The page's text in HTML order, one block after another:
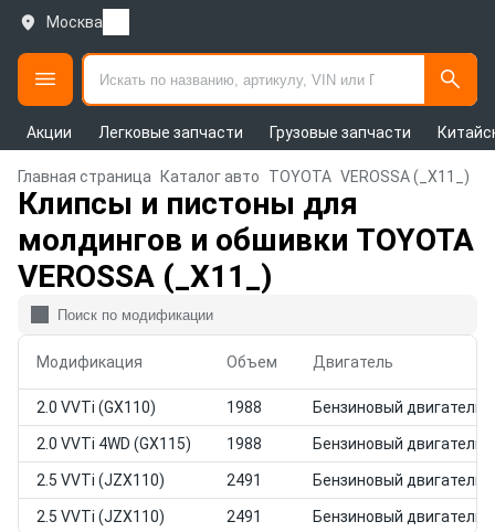
Москва
Акции Легковые запчасти Грузовые запчасти
Главная страница Каталог авто TOYOTA VEROSSA (_X11_)
Клипсы и пистоны для
молдингов и обшивки TOYOTA
VEROSSA (_X11_)
Модификация Объем Двигатель
2.0 VVTi (GX110) 1988 Бензиновый двигатель
2.0 VVTi 4WD (GX115) 1988 Бензиновый двигатель
2.5 VVTi (JZX110) 2491 Бензиновый двигатель
2.5 VVTi (JZX110) 2491 Бензиновый двигатель